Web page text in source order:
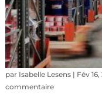
par Isabelle Lesens| Fév
commentaire